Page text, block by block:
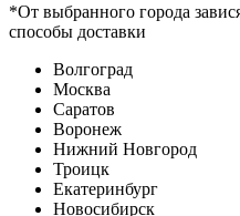
*От выбранного города
способы доставки
Волгоград
Москва
Саратов
Воронеж
Нижний Новгород
Троицк
Екатеринбург
Новосибирск